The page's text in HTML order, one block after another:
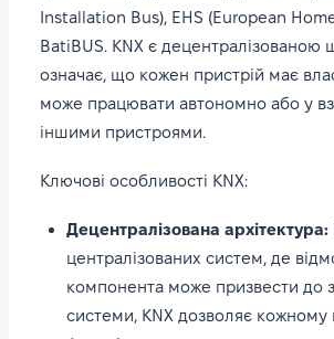
Installation Bus), EHS (European
BatiBUS. KNX є
означає, що кожен пристрій має
може працювати автономно або у
іншими пристроями.
Ключові особливості KNX:
Децентралізована архітектура:
централізованих систем, де
компонента може призвести до
системи, KNX дозволяє